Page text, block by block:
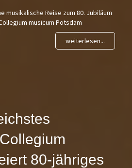
musikalische Reise zum 80. Jubiläum
musicum Potsdam
weiterlesen...
80-jähriges